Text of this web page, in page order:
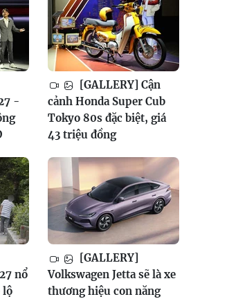
-
[GALLERY] Cận
cảnh Honda Super Cub
Tokyo 80s đặc biệt, giá
43 triệu đồng
nổ
lộ
[GALLERY]
Volkswagen Jetta sẽ là xe
thương hiệu con năng